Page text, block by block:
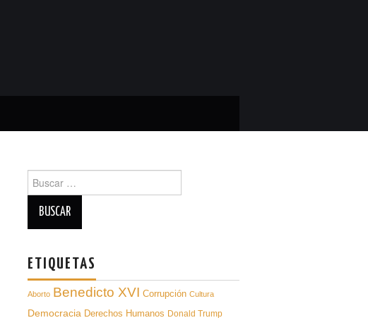
para:
ETIQUETAS
Aborto Benedicto XVI Corrupción Cultura
Democracia Derechos Humanos Donald Trump